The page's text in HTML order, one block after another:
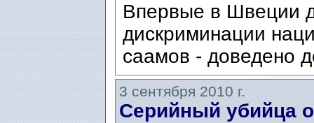
Впервые в Швеции
дискриминации
саамов - доведено
3 сентября 2010 г.
Серийный убийца